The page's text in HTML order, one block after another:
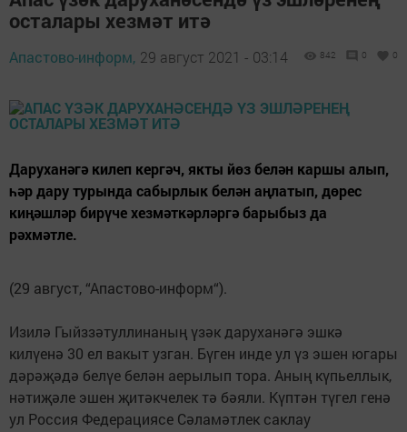
осталары хезмәт итә
Апастово-информ, 29 август 2021 - 03:14 842 0 0
Даруханәгә килеп кергәч, якты йөз белән каршы алып,
һәр дару турында сабырлык белән аңлатып, дөрес
киңәшләр бирүче хезмәткәрләргә барыбыз да
рәхмәтле.
(29 август, “Апастово-информ“).
Изилә Гыйззәтуллинаның үзәк даруханәгә эшкә
килүенә 30 ел вакыт узган. Бүген инде ул үз эшен югары
дәрәҗәдә белүе белән аерылып тора. Аның күпьеллык,
нәтиҗәле эшен җитәкчелек тә бәяли. Күптән түгел генә
ул Россия Федерациясе Сәламәтлек саклау